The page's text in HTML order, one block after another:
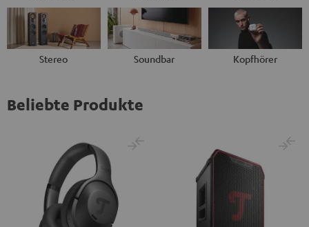
Stereo Soundbar Kopfhörer
Beliebte Produkte